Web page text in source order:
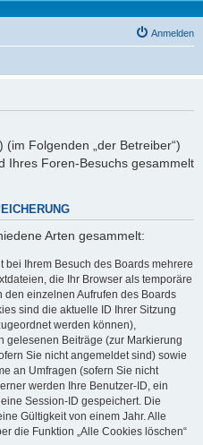
Anmelden
(im Folgenden „der Betreiber“)
Ihres Foren-Besuchs gesammelt
Arten gesammelt:
bei Ihrem Besuch des Boards mehrere
die Ihr Browser als temporäre
einzelnen Aufrufen des Boards
sind die aktuelle ID Ihrer Sitzung
werden können),
gelesenen Beiträge (zur Markierung
Sie nicht angemeldet sind) sowie
an Umfragen (sofern Sie nicht
werden Ihre Benutzer-ID, ein
Session-ID gespeichert. Die
Gültigkeit von einem Jahr. Alle
die Funktion „Alle Cookies löschen“